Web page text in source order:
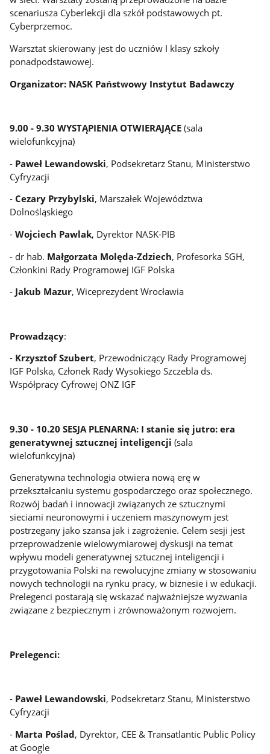
scenariusza Cyberlekcji dla szkół podstawowych pt.
Cyberprzemoc.
Warsztat skierowany jest do uczniów I klasy szkoły
ponadpodstawowej.
Organizator: NASK Państwowy Instytut Badawczy
9.00 - 9.30 WYSTĄPIENIA OTWIERAJĄCE(sala
wielofunkcyjna)
- Paweł Lewandowski, Podsekretarz Stanu, Ministerstwo
Cyfryzacji
-Cezary Przybylski, Marszałek Województwa
Dolnośląskiego
-Wojciech Pawlak, Dyrektor NASK-PIB
- dr hab. Małgorzata Molęda-Zdziech, Profesorka SGH,
Członkini Rady Programowej IGF Polska
- Jakub Mazur, Wiceprezydent Wrocławia
Prowadzący:
- Krzysztof Szubert, Przewodniczący Rady Programowej
IGF Polska, Członek Rady Wysokiego Szczebla ds.
Współpracy Cyfrowej ONZ IGF
9.30 - 10.20 SESJA PLENARNA: I stanie się jutro: era
generatywnej sztucznej inteligencji(sala
wielofunkcyjna)
Generatywna technologia otwiera nową erę w
przekształcaniu systemu gospodarczego oraz społecznego.
Rozwój badań i innowacji związanych ze sztucznymi
sieciami neuronowymi i uczeniem maszynowym jest
postrzegany jako szansa jak i zagrożenie. Celem sesji jest
przeprowadzenie wielowymiarowej dyskusji na temat
wpływu modeli generatywnej sztucznej inteligencji i
przygotowania Polski na rewolucyjne zmiany w stosowaniu
nowych technologii na rynku pracy, w biznesie i w edukacji.
Prelegenci postarają się wskazać najważniejsze wyzwania
związane z bezpiecznym i zrównoważonym rozwojem.
Prelegenci:
- Paweł Lewandowski, Podsekretarz Stanu, Ministerstwo
Cyfryzacji
- Marta Poślad, Dyrektor, CEE & Transatlantic Public Policy
at Google